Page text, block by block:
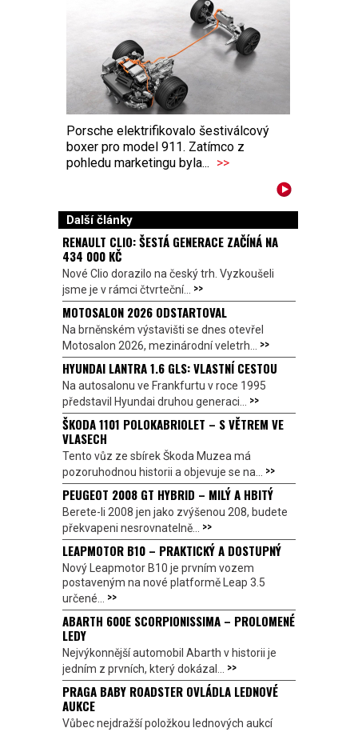
Porsche elektrifikovalo šestiválcový
boxer pro model 911. Zatímco z
pohledu marketingu byla... >>
Další články
RENAULT CLIO: ŠESTÁ GENERACE ZAČÍNÁ NA
434 000 KČ
Nové Clio dorazilo na český trh. Vyzkoušeli
jsme je v rámci čtvrteční... >>
MOTOSALON 2026 ODSTARTOVAL
Na brněnském výstavišti se dnes otevřel
Motosalon 2026, mezinárodní veletrh... >>
HYUNDAI LANTRA 1.6 GLS: VLASTNÍ CESTOU
Na autosalonu ve Frankfurtu v roce 1995
představil Hyundai druhou generaci... >>
ŠKODA 1101 POLOKABRIOLET – S VĚTREM VE
VLASECH
Tento vůz ze sbírek Škoda Muzea má
pozoruhodnou historii a objevuje se na... >>
PEUGEOT 2008 GT HYBRID – MILÝ A HBITÝ
Berete-li 2008 jen jako zvýšenou 208, budete
překvapeni nesrovnatelně... >>
LEAPMOTOR B10 – PRAKTICKÝ A DOSTUPNÝ
Nový Leapmotor B10 je prvním vozem
postaveným na nové platformě Leap 3.5
určené... >>
ABARTH 600E SCORPIONISSIMA – PROLOMENÉ
LEDY
Nejvýkonnější automobil Abarth v historii je
jedním z prvních, který dokázal... >>
PRAGA BABY ROADSTER OVLÁDLA LEDNOVÉ
AUKCE
Vůbec nejdražší položkou lednových aukcí